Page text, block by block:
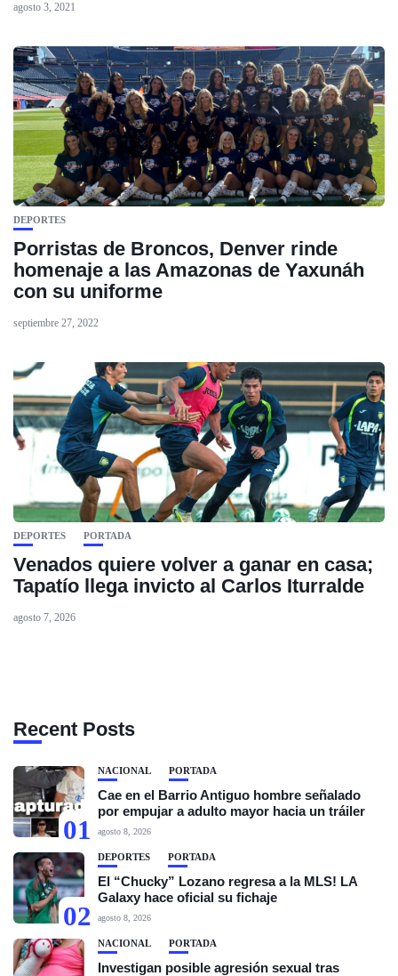
agosto 3, 2021
DEPORTES
Porristas de Broncos, Denver rinde
homenaje a las Amazonas de Yaxunáh
con su uniforme
septiembre 27, 2022
DEPORTES PORTADA
Venados quiere volver a ganar en casa;
Tapatío llega invicto al Carlos Iturralde
agosto 7, 2026
Recent Posts
01
NACIONAL PORTADA
Cae en el Barrio Antiguo hombre señalado
por empujar a adulto mayor hacia un tráiler
agosto 8, 2026
02
DEPORTES PORTADA
El “Chucky” Lozano regresa a la MLS! LA
Galaxy hace oficial su fichaje
agosto 8, 2026
NACIONAL PORTADA
Investigan posible agresión sexual tras